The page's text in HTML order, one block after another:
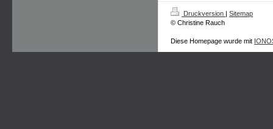
Druckversion | Sitemap
© Christine Rauch
Diese Homepage wurde mit